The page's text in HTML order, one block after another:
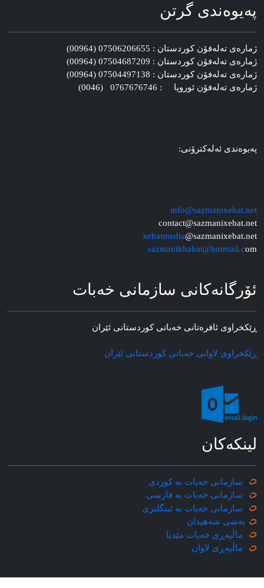
په‌یوه‌ندی گرتن
ژماره‌ی ته‌له‌فۆن کوردستان : 07506206655 (00964)
ژماره‌ی ته‌له‌فۆن کوردستان : 07504687209 (00964)
ژماره‌ی ته‌له‌فۆن کوردستان : 07504497138 (00964)
ژماره‌ی ته‌له‌فۆن ئوروپا : 0767676746 (0046)
په‌یوه‌ندی ئه‌له‌کترۆنی:
info@sazmanixebat.net
contact@sazmanixebat.net
xebatmedia@sazmanixebat.net
sazmanikhabat@hotmail.com
ئۆرگانه‌کانی سازمانی خه‌بات
ڕێکخراوی ئافره‌تانی خه‌باتی کوردستانی ئێران
ڕێکخراوی لاوانی خه‌باتی کوردستانی ئێران
لینکه‌کان
سازمانی خه‌بات به کوردی
سازمانی خه‌بات به فارسی
سازمانی خه‌بات به ئینگلیزی
به‌شی شه‌هیدان
ماڵپه‌ڕی خه‌بات مێدیا
ماڵپه‌ڕی لاوان